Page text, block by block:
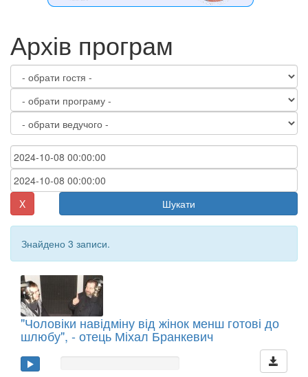
Архів програм
X Шукати
Знайдено 3 записи.
"Чоловіки навідміну від жінок менш готові до
шлюбу", - отець Міхал Бранкевич